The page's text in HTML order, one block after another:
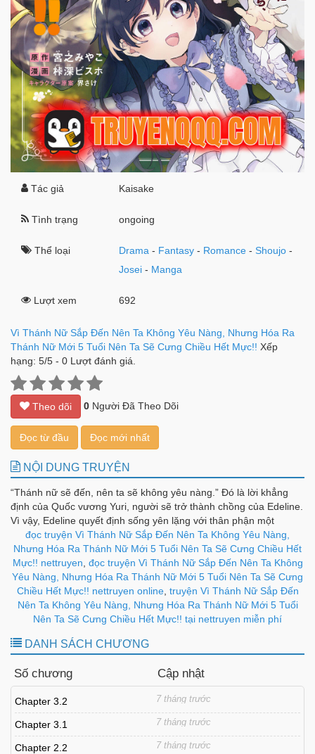
Tác giả Kaisake
Tình trạng ongoing
Thể loại Drama - Fantasy - Romance -Shoujo -
Josei - Manga
Lượt xem 692
Vì Thánh Nữ Sắp Đến Nên Ta Không Yêu Nàng, Nhưng Hóa Ra
Thánh Nữ Mới 5 Tuổi Nên Ta Sẽ Cưng Chiều Hết Mực!! Xếp
hạng: 5/5 - 0 Lượt đánh giá.
Theo dõi 0 Người Đã Theo Dõi
Đọc từ đầu Đọc mới nhất
NỘI DUNG TRUYỆN
“Thánh nữ sẽ đến, nên ta sẽ không yêu nàng.” Đó là lời khẳng
định của Quốc vương Yuri, người sẽ trở thành chồng của Edeline.
Vì vậy, Edeline quyết định sống yên lặng với thân phận một
“vương phi trang trí”. Thế nhưng khi Thánh nữ được triệu hồi,
người xuất hiện lại là một bé gái 5 tuổi, run rẩy vì từng bị bạo
hành…!? Câu chuyện chữa lành ấm áp bắt đầu, nơi bé thánh nữ
tổn thương cả thể xác lẫn tinh thần được vợ chồng Edeline yêu
thương hết mực và lớn lên khỏe mạnh.
đọc truyện Vì Thánh Nữ Sắp Đến Nên Ta Không Yêu Nàng,
Nhưng Hóa Ra Thánh Nữ Mới 5 Tuổi Nên Ta Sẽ Cưng Chiều Hết
Mực!! nettruyen đọc truyện Vì Thánh Nữ Sắp Đến Nên Ta Không
Yêu Nàng, Nhưng Hóa Ra Thánh Nữ Mới 5 Tuổi Nên Ta Sẽ Cưng
Chiều Hết Mực!! nettruyen online, truyện Vì Thánh Nữ Sắp Đến
Nên Ta Không Yêu Nàng, Nhưng Hóa Ra Thánh Nữ Mới 5 Tuổi
Nên Ta Sẽ Cưng Chiều Hết Mực!! tại nettruyen miễn phí
DANH SÁCH CHƯƠNG
Số chương Cập nhật
Chapter 3.2 7 tháng trước
Chapter 3.1 7 tháng trước
Chapter 2.2 7 tháng trước